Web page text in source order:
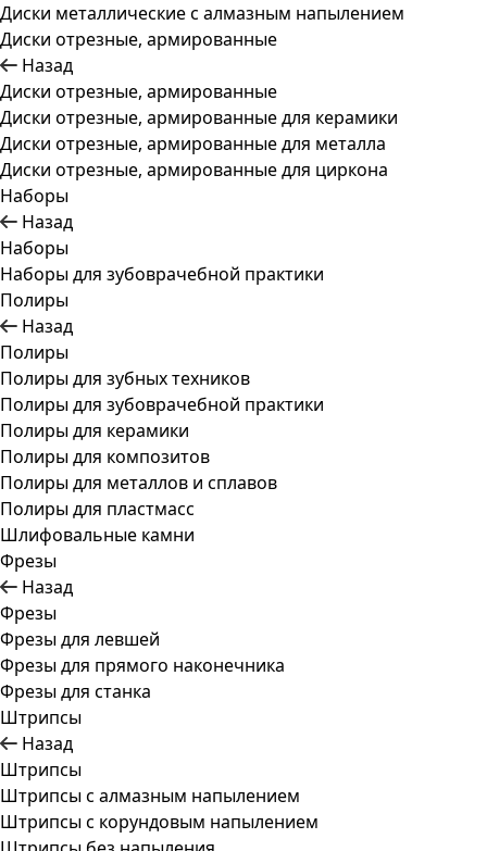
Диски металлические с алмазным напылением
Диски отрезные, армированные
Назад
Диски отрезные, армированные
Диски отрезные, армированные для керамики
Диски отрезные, армированные для металла
Диски отрезные, армированные для циркона
Наборы
Назад
Наборы
Наборы для зубоврачебной практики
Полиры
Назад
Полиры
Полиры для зубных техников
Полиры для зубоврачебной практики
Полиры для керамики
Полиры для композитов
Полиры для металлов и сплавов
Полиры для пластмасс
Шлифовальные камни
Фрезы
Назад
Фрезы
Фрезы для левшей
Фрезы для прямого наконечника
Фрезы для станка
Штрипсы
Назад
Штрипсы
Штрипсы c алмазным напылением
Штрипсы c корундовым напылением